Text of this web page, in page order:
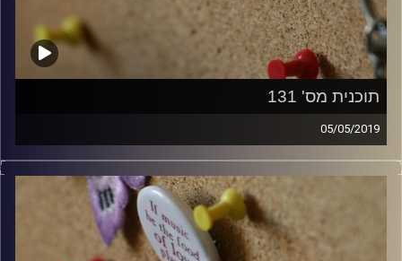
תוכנית מס' 131
05/05/2019
קלאסיקות רוק עם אורן הוף.
włodi